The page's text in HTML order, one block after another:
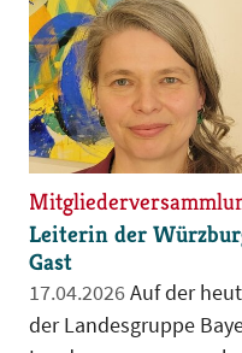
Leiterin der
Gast
17.04.2026
der Landesgruppe